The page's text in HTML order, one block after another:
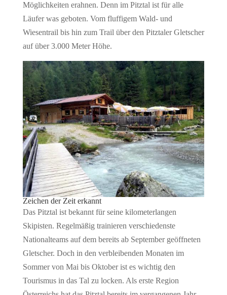
Möglichkeiten erahnen. Denn im Pitztal ist für alle
Läufer was geboten. Vom fluffigem Wald- und
Wiesentrail bis hin zum Trail über den Pitztaler Gletscher
auf über 3.000 Meter Höhe.
Zeichen der Zeit erkannt
Das Pitztal ist bekannt für seine kilometerlangen
Skipisten. Regelmäßig trainieren verschiedenste
Nationalteams auf dem bereits ab September geöffneten
Gletscher. Doch in den verbleibenden Monaten im
Sommer von Mai bis Oktober ist es wichtig den
Tourismus in das Tal zu locken. Als erste Region